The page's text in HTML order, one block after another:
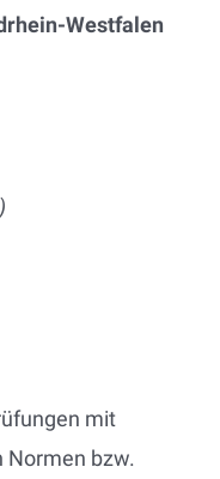
Westfalen
mit
Normen bzw.